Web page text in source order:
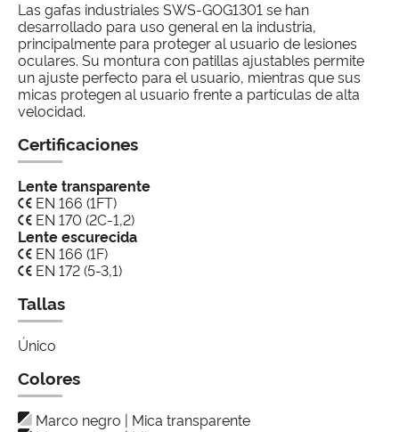
Las gafas industriales SWS-GOG1301 se han
desarrollado para uso general en la industria,
principalmente para proteger al usuario de lesiones
oculares. Su montura con patillas ajustables permite
un ajuste perfecto para el usuario, mientras que sus
micas protegen al usuario frente a partículas de alta
velocidad.
Certificaciones
Lente transparente
EN 166 (1FT)
EN 170 (2C-1,2)
Lente escurecida
EN 166 (1F)
EN 172 (5-3,1)
Tallas
Único
Colores
Marco negro | Mica transparente